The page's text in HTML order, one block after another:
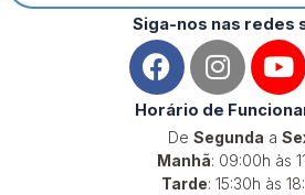
Siga-nos nas redes
F
a
c
e
b
I
n
s
t
a
Y
o
u
t
u
Horário de
De Segunda a
Manhã: 09:00h às
Tarde: 15:30h às